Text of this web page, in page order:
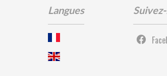
Langues